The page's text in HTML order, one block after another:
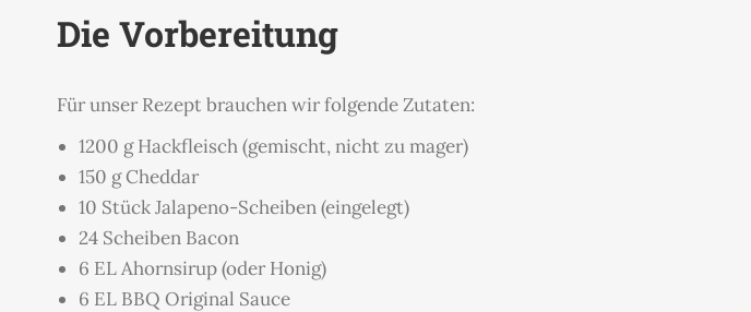
Die Vorbereitung
Für unser Rezept brauchen wir folgende Zutaten:
1200 g Hackfleisch (gemischt, nicht zu mager)
150 g Cheddar
10 Stück Jalapeno-Scheiben (eingelegt)
24 Scheiben Bacon
6 EL Ahornsirup (oder Honig)
6 EL BBQ Original Sauce